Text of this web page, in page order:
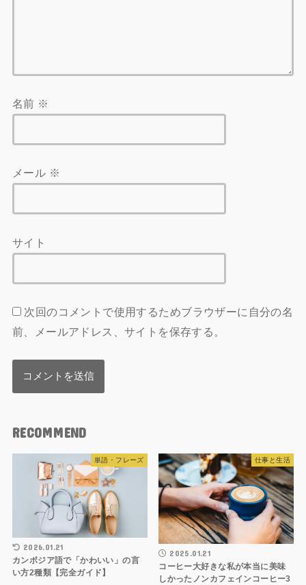
名前 ※
メール ※
サイト
次回のコメントで使用するためブラウザーに自分の名
前、メールアドレス、サイトを保存する。
RECOMMEND
単語・フレーズ
2026.01.21
カンボジア語で「かわいい」の言
い方2種類【完全ガイド】
仕事と生活
2025.01.21
コーヒー大好きな私が本当に美味
しかったノンカフェインコーヒー3